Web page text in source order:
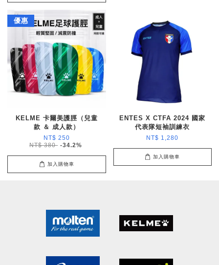
優惠
KELME 卡爾美護脛（兒童
款 ＆ 成人款）
NT$ 250
NT$ 380 -34.2%
加入購物車
ENTES X CTFA 2024 國家
代表隊短袖訓練衣
NT$ 1,280
加入購物車